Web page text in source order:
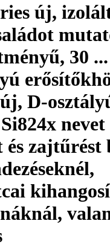
új,
30
D-
és zajtűrést